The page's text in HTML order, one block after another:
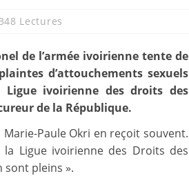
Lectures
de l’armée ivoirienne tente de
d’attouchements sexuels
ivoirienne des droits des
de la République.
Paule Okri en reçoit souvent.
Ligue ivoirienne des Droits des
sont pleins ».